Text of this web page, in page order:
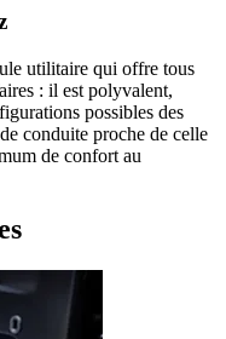
utilitaire qui offre tous
: il est polyvalent,
possibles des
conduite proche de celle
de confort au